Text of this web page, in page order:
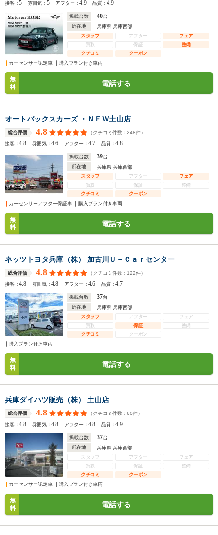
接客：5 雰囲気：5 アフター：4.9 品質：4.9
掲載台数 40台
所在地
兵庫県 兵庫西部
スタッフ
アフター
フェア
買取
保証
整備
クチコミ
クーポン
カーセンサー認定車
購入プラン付き車両
無
料
電話する
オートバックスカーズ ・ＮＥＷ土山店
総合評価 4.8 （クチコミ件数： 248件）
接客：4.8 雰囲気：4.6 アフター：4.7 品質：4.8
掲載台数 39台
所在地
兵庫県 兵庫西部
スタッフ
アフター
フェア
買取
保証
整備
クチコミ
クーポン
カーセンサーアフター保証車
購入プラン付き車両
無
料
電話する
ネッツトヨタ兵庫（株） 加古川Ｕ－Ｃａｒセンター
総合評価 4.8 （クチコミ件数： 122件）
接客：4.8 雰囲気：4.8 アフター：4.6 品質：4.7
掲載台数 37台
所在地
兵庫県 兵庫西部
スタッフ
アフター
フェア
買取
保証
整備
クチコミ
クーポン
購入プラン付き車両
無
料
電話する
兵庫ダイハツ販売（株） 土山店
総合評価 4.8 （クチコミ件数： 60件）
接客：4.8 雰囲気：4.8 アフター：4.8 品質：4.9
掲載台数 37台
所在地
兵庫県 兵庫西部
スタッフ
アフター
フェア
買取
保証
整備
クチコミ
クーポン
カーセンサー認定車
購入プラン付き車両
無
料
電話する